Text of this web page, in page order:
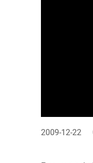
2009-12-22